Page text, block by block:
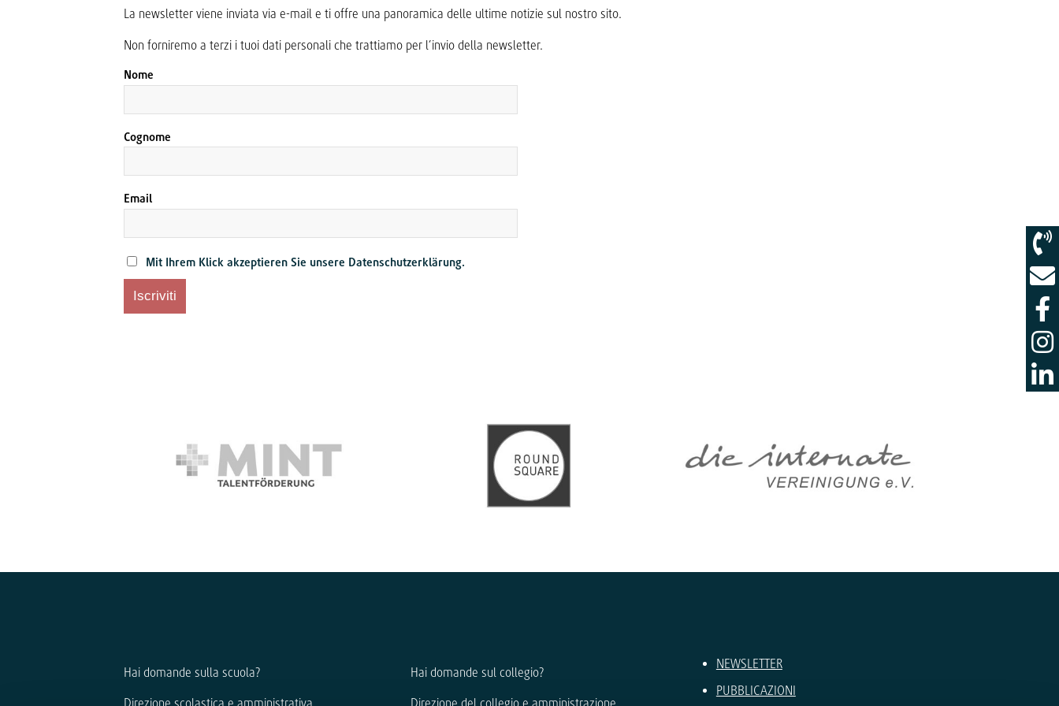
La newsletter viene inviata via e-mail e ti offre una panoramica delle ultime notizie sul nostro sito.
Non forniremo a terzi i tuoi dati personali che trattiamo per l’invio della newsletter.
Nome
Cognome
Email
Mit Ihrem Klick akzeptieren Sie unsere Datenschutzerklärung.
Hai domande sulla scuola? Hai domande sul collegio?
NEWSLETTER
PUBBLICAZIONI